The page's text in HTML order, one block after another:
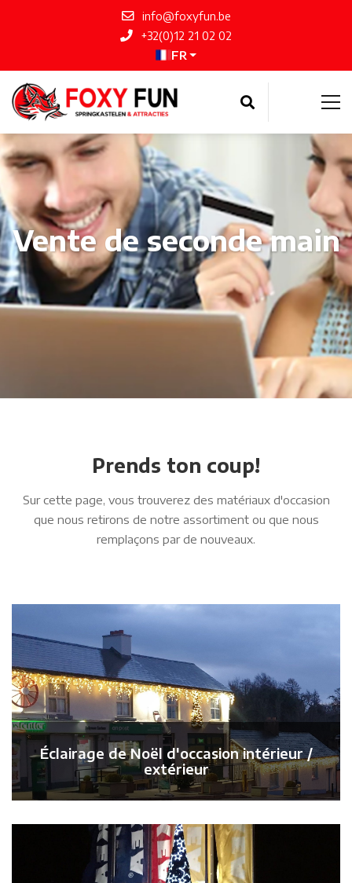
info@foxyfun.be
+32(0)12 21 02 02
FR
Vente de seconde main
Prends ton coup!
Sur cette page, vous trouverez des matériaux d'occasion
que nous retirons de notre assortiment ou que nous
remplaçons par de nouveaux.
Éclairage de Noël d'occasion intérieur /
extérieur